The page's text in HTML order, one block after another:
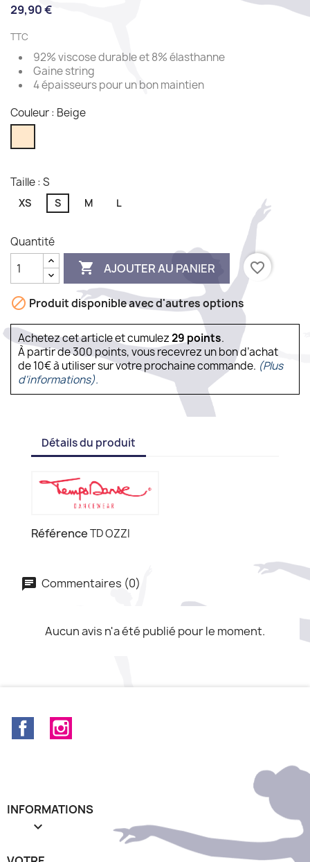
29,90 €
TTC
92% viscose durable et 8% élasthanne
Gaine string
4 épaisseurs pour un bon maintien
Couleur : Beige
Taille : S
XS S M L
Quantité
 AJOUTER AU PANIER favorite_border
 Produit disponible avec d'autres options
Achetez cet article et cumulez29points.
À partir de 300 points, vous recevrez un bon d’achat
de 10€ à utiliser sur votre prochaine commande. (Plus
d'informations).
Détails du produit
RéférenceTD OZZI
Commentaires (0)
Aucun avis n'a été publié pour le moment.
Facebook
INFORMATIONS
